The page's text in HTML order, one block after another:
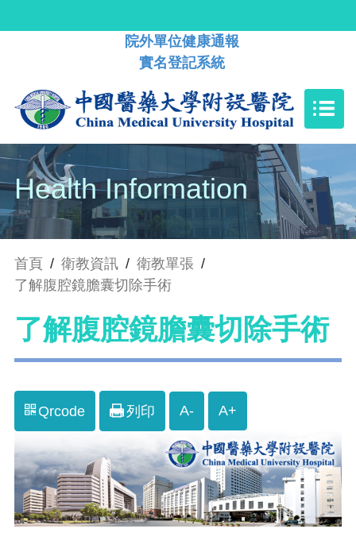
院外單位健康通報
實名登記系統
Health Information
首頁 / 衛教資訊 / 衛教單張 /
了解腹腔鏡膽囊切除手術
了解腹腔鏡膽囊切除手術
Qrcode 列印 A- A+